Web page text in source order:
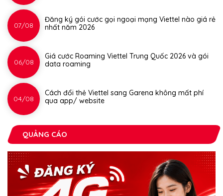
07/08
Đăng ký gói cước gọi ngoại mạng Viettel nào giá rẻ
nhất năm 2026
06/08
Giá cước Roaming Viettel Trung Quốc 2026 và gói
data roaming
04/08
Cách đổi thẻ Viettel sang Garena không mất phí
qua app/ website
QUẢNG CÁO